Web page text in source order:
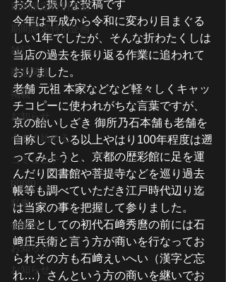
期間限定特別企画
期間限定特別企画
雑記
商品関連
掲載
お知らせ
今すぐ始める
コミュニティ
photo
私事
御案内
お知らせ
お知らせ
お久し振りな投稿です
今年は平成から令和に変わり目まぐる
しい1年でしたが、そんな折わたくしは
当店の過去を振り返る作業に追われて
おりました。
老舗 元祖 本家などなど軽々しくキャッ
チコピーに使われがちな言葉ですが、
京の飴いしざき 御所乃石本舗も老舗を
自称している以上やはり100年程度は遡
ってみようと、京都の歴彩館に足を運
んだり図書館や菩提寺などを巡り過去
帳等も調べていただき江戸時代辺り迄
は当家の事を把握して参りました。
飴屋としての初代石﨑秀麿の前には石
﨑庄兵衛と言う方が商いを行なってお
られその方も石﨑えいへい（漢字ど忘
れ…）さんという方の商いを継いでお